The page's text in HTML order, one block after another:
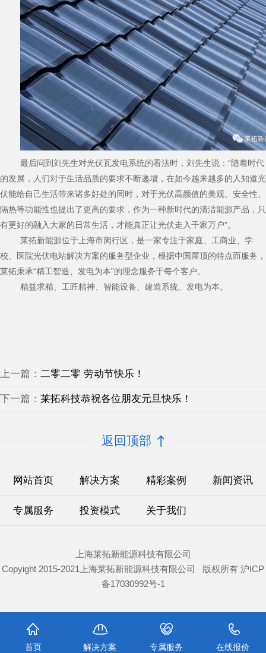
最后问到刘先生对光伏瓦发电系统的看法时，刘先生说：“随着时代
的发展，人们对于生活品质的要求不断递增，在如今越来越多的人知道光
伏能给自己生活带来诸多好处的同时，对于光伏高颜值的美观、安全性、
隔热等功能性也提出了更高的要求，作为一种新时代的清洁能源产品，只
有更好的融入大家的日常生活，才能真正让光伏走入千家万户”。
莱拓新能源位于上海市闵行区，是一家专注于家庭、工商业、学
校、医院光伏电站解决方案的服务型企业，根据中国屋顶的特点而服务，
莱拓秉承“精工智造、发电为本”的理念服务于每个客户。
精益求精、工匠精神、智能设备、建造系统、发电为本。
上一篇： 二零二零 劳动节快乐！
下一篇： 莱拓科技恭祝各位朋友元旦快乐！
返回顶部
网站首页 解决方案 精彩案例 新闻资讯
专属服务 投资模式 关于我们
上海莱拓新能源科技有限公司
Copyight 2015-2021上海莱拓新能源科技有限公司 版权所有 沪ICP
备17030992号-1
首页 解决方案 专属服务 在线报价